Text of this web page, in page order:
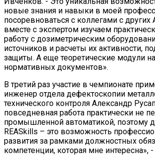
новые знания и навыки в моей
посоревноваться с коллегами с других
вместе с экспертом изучаем
работу с дозиметрическим
источников и расчеты их активности,
защиты. А еще теоретические модули
нормативных документов».
В третий раз участие в чемпионате
инженер отдела дефектоскопии
технического контроля Александр
повседневная работа практически не
промышленной автоматикой, поэтому
REASkills – это возможность
развития за рамками должностных
компетенции, которая мне интересна», -